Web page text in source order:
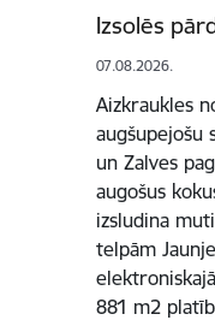
Izsolēs
07.08.2026.
Aizkraukles
augšupejošu
un Zalves
augošus
izsludina
telpām
881 m2